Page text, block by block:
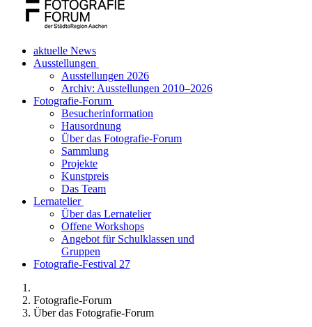
aktuelle News
Ausstellungen
Ausstellungen 2026
Archiv: Ausstellungen 2010–2026
Fotografie-Forum
Besucherinformation
Hausordnung
Über das Fotografie-Forum
Sammlung
Projekte
Kunstpreis
Das Team
Lernatelier
Über das Lernatelier
Offene Workshops
Angebot für Schulklassen und
Gruppen
Fotografie-Festival 27
Fotografie-Forum
Über das Fotografie-Forum